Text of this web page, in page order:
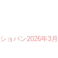
ショパン2026年3